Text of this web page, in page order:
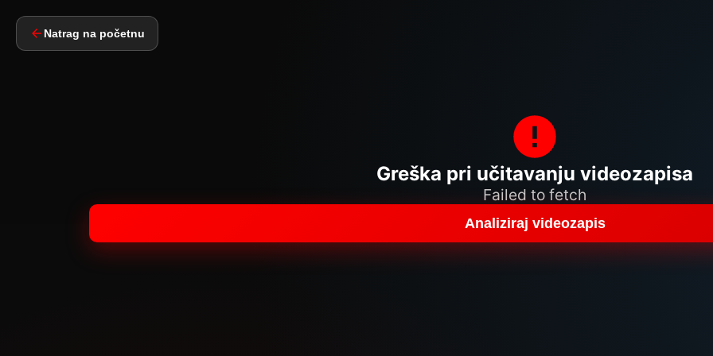
Natrag na početnu
Greška pri učitavanju videozapisa
Failed to fetch
Analiziraj videozapis